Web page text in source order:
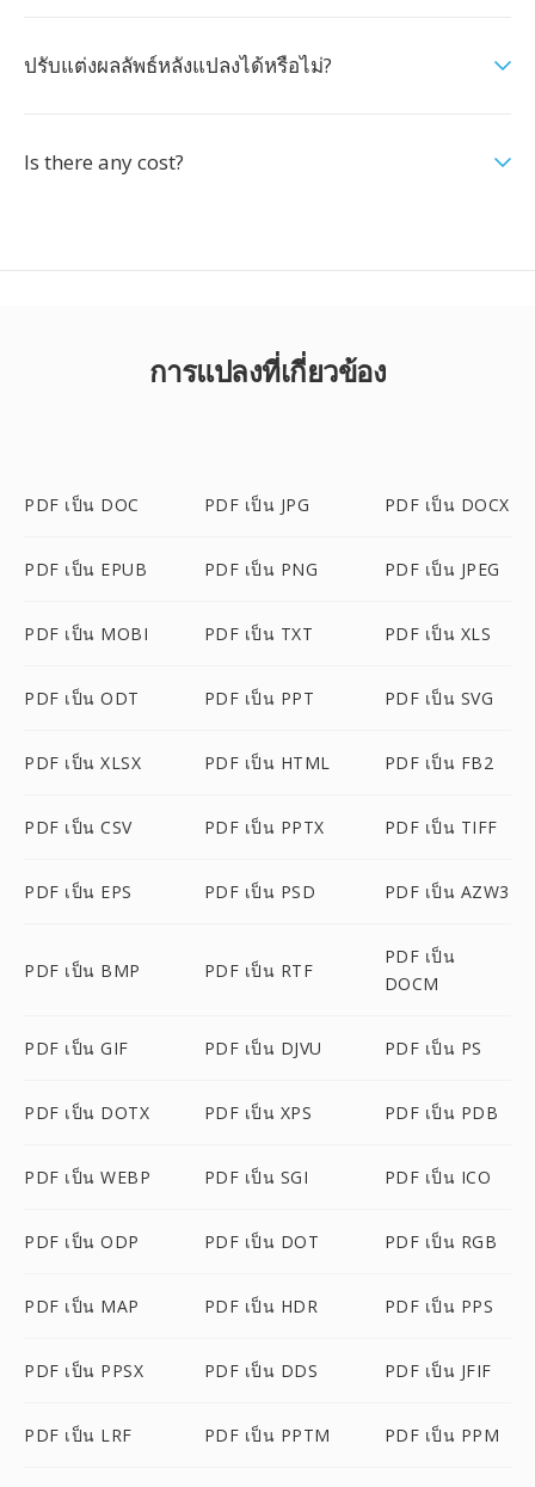
ปรับแต่งผลลัพธ์หลังแปลงได้หรือไม่?
Is there any cost?
การแปลงที่เกี่ยวข้อง
PDF เป็น DOC PDF เป็น JPG PDF เป็น DOCX
PDF เป็น EPUB PDF เป็น PNG PDF เป็น JPEG
PDF เป็น MOBI PDF เป็น TXT PDF เป็น XLS
PDF เป็น ODT PDF เป็น PPT PDF เป็น SVG
PDF เป็น XLSX PDF เป็น HTML PDF เป็น FB2
PDF เป็น CSV PDF เป็น PPTX PDF เป็น TIFF
PDF เป็น EPS PDF เป็น PSD PDF เป็น AZW3
PDF เป็น BMP PDF เป็น RTF
PDF เป็น
DOCM
PDF เป็น GIF PDF เป็น DJVU PDF เป็น PS
PDF เป็น DOTX PDF เป็น XPS PDF เป็น PDB
PDF เป็น WEBP PDF เป็น SGI PDF เป็น ICO
PDF เป็น ODP PDF เป็น DOT PDF เป็น RGB
PDF เป็น MAP PDF เป็น HDR PDF เป็น PPS
PDF เป็น PPSX PDF เป็น DDS PDF เป็น JFIF
PDF เป็น LRF PDF เป็น PPTM PDF เป็น PPM